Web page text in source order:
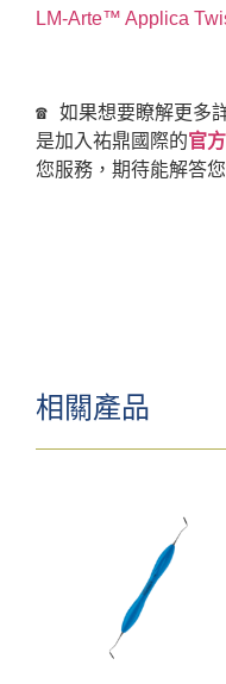
LM-Arte™ Applica
☎ 如果想要瞭解更多
是加入祐鼎國際的官
相關產品